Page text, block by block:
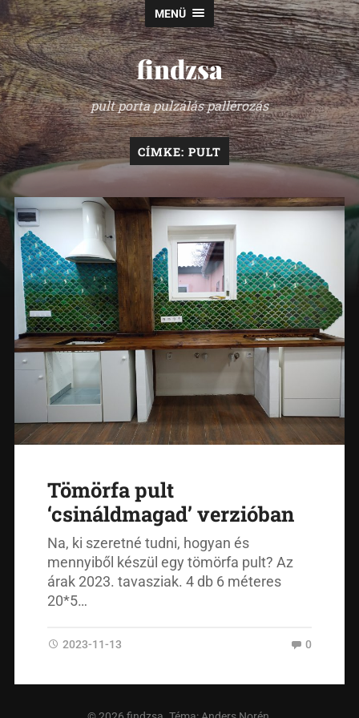
MENÜ
findzsa
pult porta pulzálás pallérozás
CÍMKE: PULT
Tömörfa pult
‘csináldmagad’ verzióban
Na, ki szeretné tudni, hogyan és
mennyiből készül egy tömörfa pult? Az
árak 2023. tavasziak. 4 db 6 méteres
20*5…
2023-11-13 0